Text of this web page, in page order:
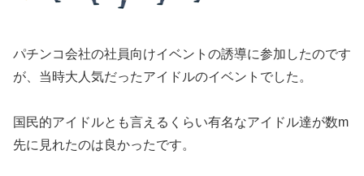
パチンコ会社の社員向けイベントの誘導に参加したのです
が、当時大人気だったアイドルのイベントでした。
国民的アイドルとも言えるくらい有名なアイドル達が数m
先に見れたのは良かったです。